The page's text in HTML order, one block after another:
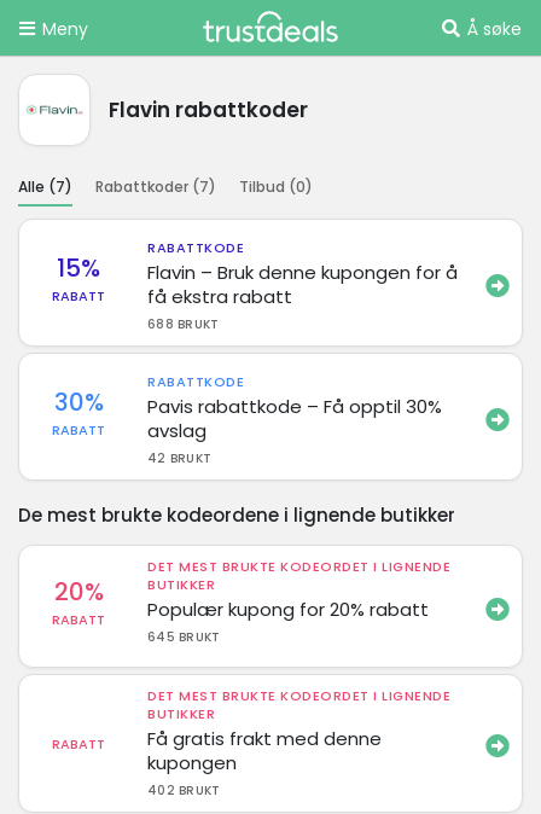
Meny Å søke
Flavin rabattkoder
Alle (7) Rabattkoder (7) Tilbud (0)
15%
RABATT
RABATTKODE
Flavin – Bruk denne kupongen for å
få ekstra rabatt
688 BRUKT
30%
RABATT
RABATTKODE
Pavis rabattkode – Få opptil 30%
avslag
42 BRUKT
De mest brukte kodeordene i lignende butikker
20%
RABATT
DET MEST BRUKTE KODEORDET I LIGNENDE
BUTIKKER
Populær kupong for 20% rabatt
645 BRUKT
RABATT
DET MEST BRUKTE KODEORDET I LIGNENDE
BUTIKKER
Få gratis frakt med denne
kupongen
402 BRUKT